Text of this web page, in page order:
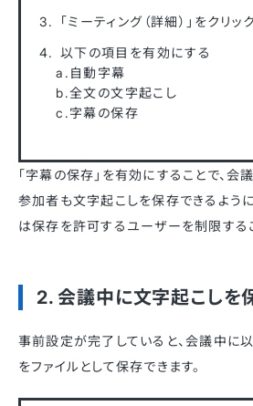
「ミーティング（詳細）」をクリック
以下の項目を有効にする
a.自動字幕
b.全文の文字起こし
c.字幕の保存
「字幕の保存」を有効にすることで、会
参加者も文字起こしを保存できるように
は保存を許可するユーザーを制限する
2. 会議中に文字起こしを
事前設定が完了していると、会議中に
をファイルとして保存できます。